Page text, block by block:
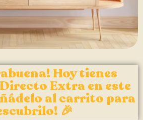
Hoy tienes
Extra en este
al carrito para
🎉